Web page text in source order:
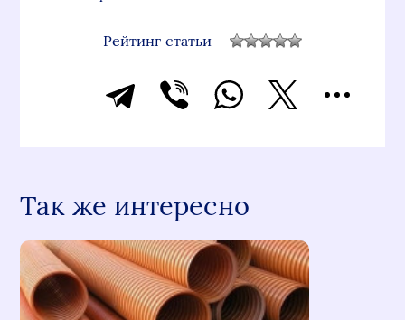
Рейтинг статьи
Так же интересно